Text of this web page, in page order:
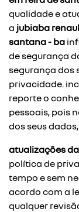
qualidade e
a jubiaba
santana - ba
de segurança
segurança dos
privacidade.
reporte o
pessoais, pois
dos seus
atualizações
política de
tempo e sem
acordo com a
qualquer